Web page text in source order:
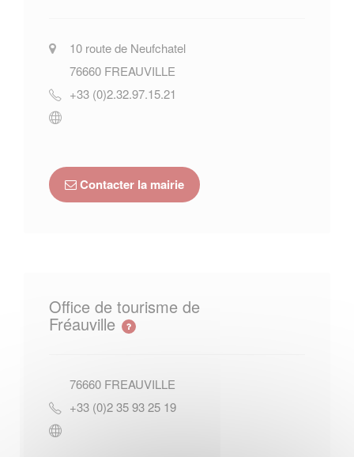
10 route de Neufchatel
76660 FREAUVILLE
+33 (0)2.32.97.15.21
Contacter la mairie
Office de tourisme de
Fréauville
76660 FREAUVILLE
+33 (0)2 35 93 25 19